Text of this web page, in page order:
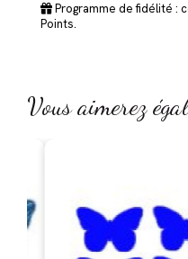
Programme de fidélité :
Points.
Vous aimerez